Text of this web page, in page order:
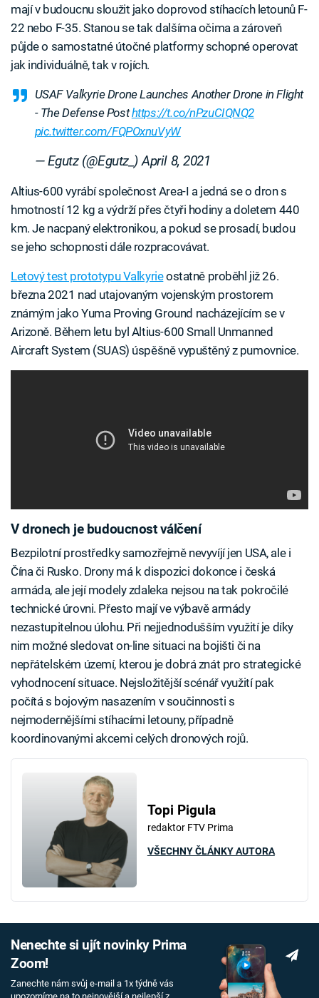
mají v budoucnu sloužit jako doprovod stíhacích letounů F-
22 nebo F-35. Stanou se tak dalšíma očima a zároveň
půjde o samostatné útočné platformy schopné operovat
jak individuálně, tak v rojích.
USAF Valkyrie Drone Launches Another Drone in Flight
- The Defense Posthttps://t.co/nPzuCIQNQ2
pic.twitter.com/FQPOxnuVyW
— Egutz (@Egutz_)April 8, 2021
Altius-600 vyrábí společnost Area-I a jedná se o dron s
hmotností 12 kg a výdrží přes čtyři hodiny a doletem 440
km. Je nacpaný elektronikou, a pokud se prosadí, budou
se jeho schopnosti dále rozpracovávat.
Letový test prototypu Valkyrieostatně proběhl již 26.
března 2021 nad utajovaným vojenským prostorem
známým jako Yuma Proving Ground nacházejícím se v
Arizoně. Během letu byl Altius-600 Small Unmanned
Aircraft System (SUAS) úspěšně vypuštěný z pumovnice.
V dronech je budoucnost válčení
Bezpilotní prostředky samozřejmě nevyvíjí jen USA, ale i
Čína či Rusko. Drony má k dispozici dokonce i česká
armáda, ale její modely zdaleka nejsou na tak pokročilé
technické úrovni. Přesto mají ve výbavě armády
nezastupitelnou úlohu. Při nejjednodušším využití je díky
nim možné sledovat on-line situaci na bojišti či na
nepřátelském území, kterou je dobrá znát pro strategické
vyhodnocení situace. Nejsložitější scénář využití pak
počítá s bojovým nasazením v součinnosti s
nejmodernějšími stíhacími letouny, případně
koordinovanými akcemi celých dronových rojů.
Topi Pigula
redaktor FTV Prima
VŠECHNY ČLÁNKY AUTORA
Nenechte si ujít novinky Prima
Zoom!
Zanechte nám svůj e-mail a 1x týdně vás